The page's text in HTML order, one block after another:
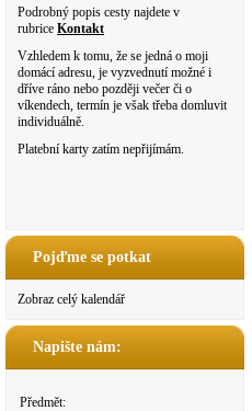
Podrobný popis cesty najdete v
rubrice Kontakt
Vzhledem k tomu, že se jedná o moji
domácí adresu, je vyzvednutí možné i
dříve ráno nebo později večer či o
víkendech, termín je však třeba domluvit
individuálně.
Platební karty zatím nepřijímám.
Pojďme se potkat
Zobraz celý kalendář
Napište nám:
Předmět: